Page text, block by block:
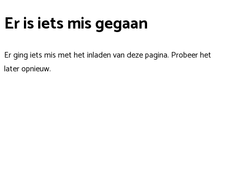
Er is iets mis gegaan
Er ging iets mis met het inladen van deze pagina. Probeer het
later opnieuw.